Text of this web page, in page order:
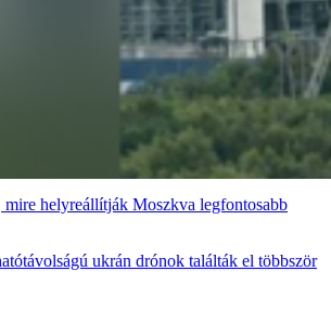
mire helyreállítják Moszkva legfontosabb
ukrán drónok találták el többször